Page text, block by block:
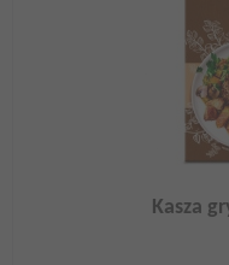
Kasza